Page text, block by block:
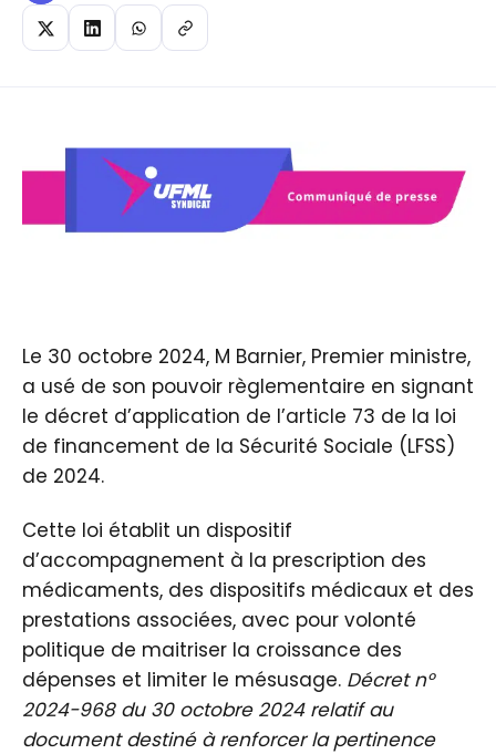
Le 30 octobre 2024, M Barnier, Premier ministre,
a usé de son pouvoir règlementaire en signant
le décret d’application de l’article 73 de la loi
de financement de la Sécurité Sociale (LFSS)
de 2024.
Cette loi établit un dispositif
d’accompagnement à la prescription des
médicaments, des dispositifs médicaux et des
prestations associées, avec pour volonté
politique de maitriser la croissance des
dépenses et limiter le mésusage. Décret n°
2024-968 du 30 octobre 2024 relatif au
document destiné à renforcer la pertinence